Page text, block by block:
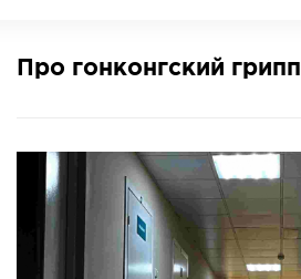
НОВОСТИ
РАБОТА
АФИША
СПРАВКА
Про гонконгский грипп